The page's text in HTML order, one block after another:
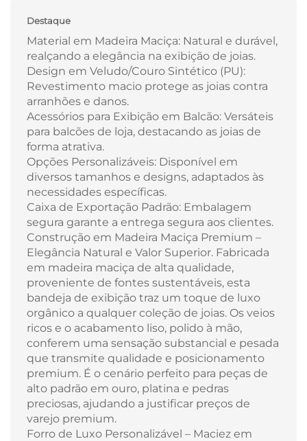
Destaque
Material em Madeira Maciça: Natural e durável,
realçando a elegância na exibição de joias.
Design em Veludo/Couro Sintético (PU):
Revestimento macio protege as joias contra
arranhões e danos.
Acessórios para Exibição em Balcão: Versáteis
para balcões de loja, destacando as joias de
forma atrativa.
Opções Personalizáveis: Disponível em
diversos tamanhos e designs, adaptados às
necessidades específicas.
Caixa de Exportação Padrão: Embalagem
segura garante a entrega segura aos clientes.
Construção em Madeira Maciça Premium –
Elegância Natural e Valor Superior. Fabricada
em madeira maciça de alta qualidade,
proveniente de fontes sustentáveis, esta
bandeja de exibição traz um toque de luxo
orgânico a qualquer coleção de joias. Os veios
ricos e o acabamento liso, polido à mão,
conferem uma sensação substancial e pesada
que transmite qualidade e posicionamento
premium. É o cenário perfeito para peças de
alto padrão em ouro, platina e pedras
preciosas, ajudando a justificar preços de
varejo premium.
Forro de Luxo Personalizável – Maciez em